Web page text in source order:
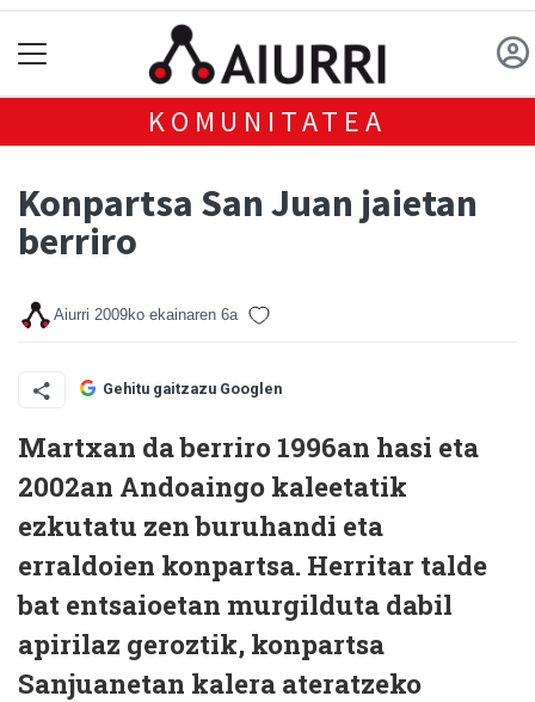
KOMUNITATEA
Konpartsa San Juan jaietan
berriro
Aiurri 2009ko ekainaren 6a
Gehitu gaitzazu Googlen
Martxan da berriro 1996an hasi eta
2002an Andoaingo kaleetatik
ezkutatu zen buruhandi eta
erraldoien konpartsa. Herritar talde
bat entsaioetan murgilduta dabil
apirilaz geroztik, konpartsa
Sanjuanetan kalera ateratzeko